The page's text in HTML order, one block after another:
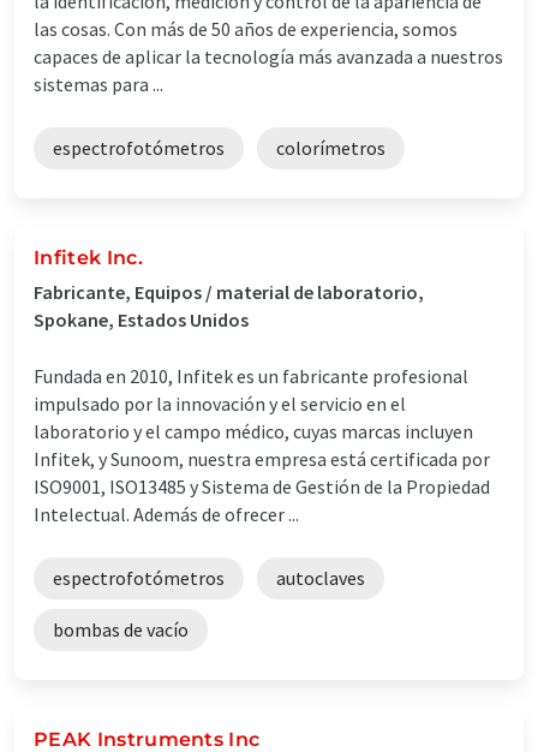
las cosas. Con más de 50 años de experiencia, somos
capaces de aplicar la tecnología más avanzada a nuestros
sistemas para ...
espectrofotómetros colorímetros
Infitek Inc.
Fabricante, Equipos / material de laboratorio,
Spokane, Estados Unidos
Fundada en 2010, Infitek es un fabricante profesional
impulsado por la innovación y el servicio en el
laboratorio y el campo médico, cuyas marcas incluyen
Infitek, y Sunoom, nuestra empresa está certificada por
ISO9001, ISO13485 y Sistema de Gestión de la Propiedad
Intelectual. Además de ofrecer ...
espectrofotómetros autoclaves
bombas de vacío
PEAK Instruments Inc